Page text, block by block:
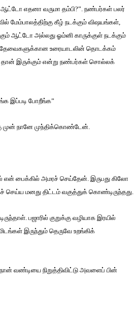
ஆட்டோ எதனா வருமா தம்பி?”. நண்பர்கள் பலர்
மேம்பாலத்திற்கு கீழ் நடக்கும் விஷயங்கள்,
ஆட்டோ அல்லது ஓம்னி காருக்குள் நடக்கும்
உரையாடலின் தொடக்கம்
தான் இருக்கும் என்று நண்பர்கள் சொல்லக்
இப்படி போறீங்க”
முன் நானே முந்திக்கொண்டேன்.
என் பைக்கில் அமரச் செய்தேன். இருபது கிலோ
மனது திட்டம் வகுத்துக் கொண்டிருந்தது.
பஜாரில் குறுக்கு வழியாக இரயில்
இருந்தும் தெருவே உறங்கிக்
வண்டியை நிறுத்திவிட்டு அவளைப் பின்